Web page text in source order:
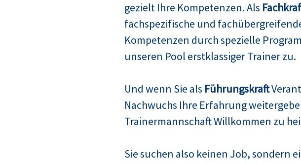
gezielt Ihre Kompetenzen. Als
fachspezifische und
Kompetenzen durch spezielle
unseren Pool erstklassiger Trainer zu.
Und wenn Sie als Führungskraft
Nachwuchs Ihre Erfahrung
Trainermannschaft Willkommen zu
Sie suchen also keinen Job, sondern